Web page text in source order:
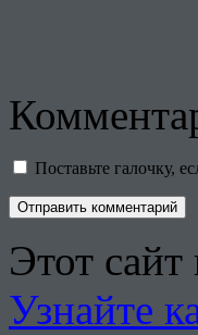
Поставьте галочку,
Этот
Узнайте